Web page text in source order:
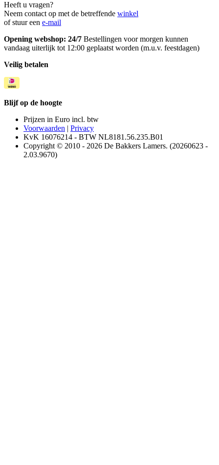
Heeft u vragen?
Neem contact op met de betreffende winkel
of stuur een e-mail
Opening webshop: 24/7 Bestellingen voor morgen kunnen
vandaag uiterlijk tot 12:00 geplaatst worden (m.u.v. feestdagen)
Veilig betalen
Blijf op de hoogte
Prijzen in Euro incl. btw
Voorwaarden | Privacy
KvK 16076214 - BTW NL8181.56.235.B01
Copyright © 2010 - 2026 De Bakkers Lamers. (20260623 -
2.03.9670)